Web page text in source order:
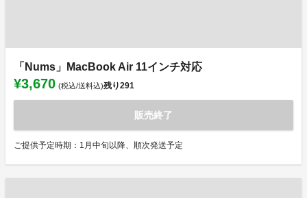
「Nums」MacBook Air 11インチ対応
¥3,670 (税込/送料込)残り291
販売終了
ご提供予定時期：1月中旬以降、順次発送予定